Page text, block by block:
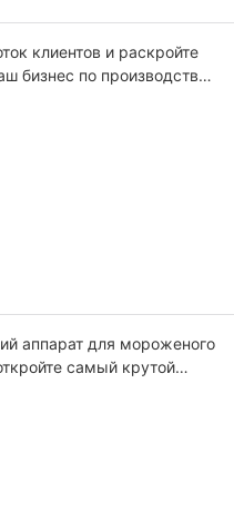
клиентов и раскройте
бизнес по производству
аппарат для мороженого
самый крутой